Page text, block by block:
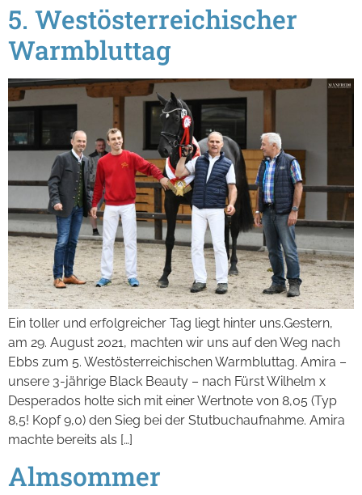
5. Westösterreichischer
Warmbluttag
Ein toller und erfolgreicher Tag liegt hinter uns.Gestern,
am 29. August 2021, machten wir uns auf den Weg nach
Ebbs zum 5. Westösterreichischen Warmbluttag. Amira –
unsere 3-jährige Black Beauty – nach Fürst Wilhelm x
Desperados holte sich mit einer Wertnote von 8,05 (Typ
8,5! Kopf 9,0) den Sieg bei der Stutbuchaufnahme. Amira
machte bereits als […]
Almsommer